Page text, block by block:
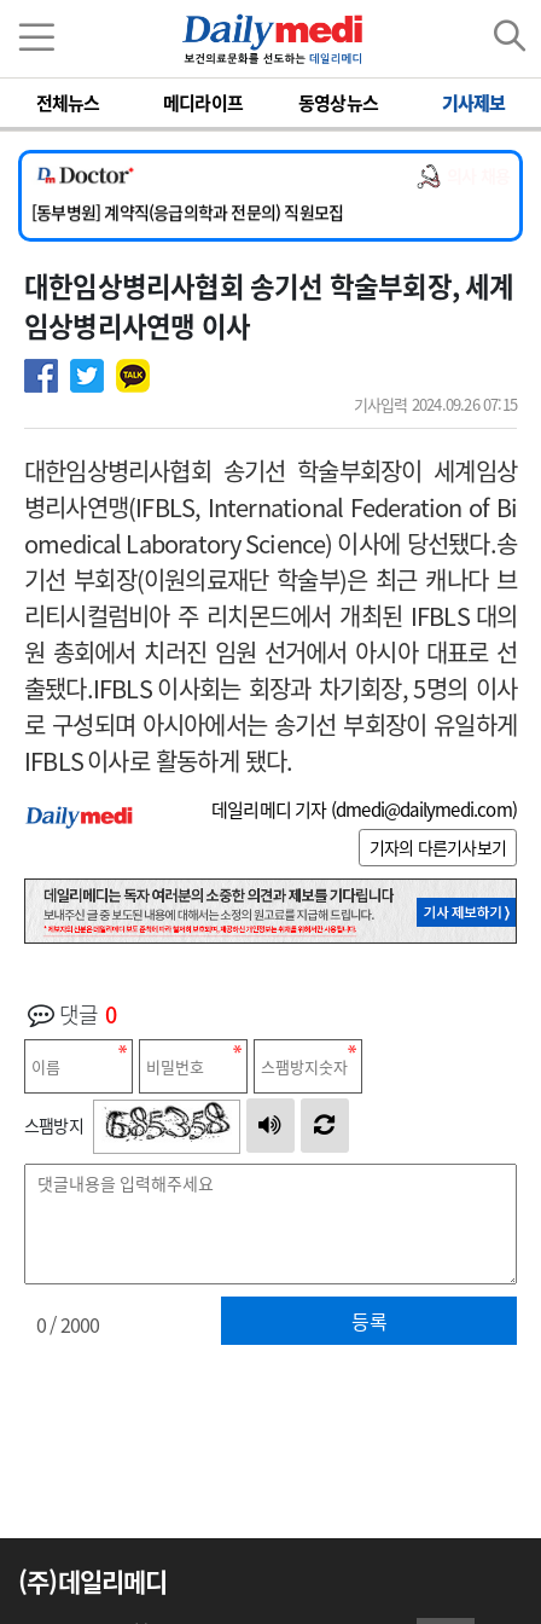
전체뉴스 메디라이프 동영상뉴스 기사제보
[서울아산병원] 2026년 하반기 인턴 모집
[영남대학교의료원] 마취통증의학과 임기제 임상의사 채용
[충남대학교병원] 소아청소년과(소아응급전담) 계약직 의사 공개채용
[동부병원] 계약직(응급의학과 전문의) 직원모집
[이대목동병원] 하반기 전공의(레지던트1년차) 모집
[서울아산병원] 2026년 하반기 인턴 모집
[영남대학교의료원] 마취통증의학과 임기제 임상의사 채용
대한임상병리사협회 송기선 학술부회장, 세계
임상병리사연맹 이사
기사입력 2024.09.26 07:15
대한임상병리사협회 송기선 학술부회장이 세계임상
병리사연맹(IFBLS, International Federation of Bi
omedical Laboratory Science) 이사에 당선됐다.송
기선 부회장(이원의료재단 학술부)은 최근 캐나다 브
리티시컬럼비아 주 리치몬드에서 개최된 IFBLS 대의
원 총회에서 치러진 임원 선거에서 아시아 대표로 선
출됐다.IFBLS이사회는 회장과 차기회장, 5명의 이사
로 구성되며 아시아에서는 송기선 부회장이 유일하게
IFBLS이사로 활동하게 됐다.
데일리메디 기자 (dmedi@dailymedi.com)
기자의 다른기사보기
댓글 0
스팸방지
등록
0/ 2000
(주)데일리메디